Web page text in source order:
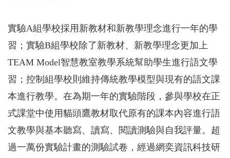
實驗A組學校採用新教材和新教學理念進行一年的學
習；實驗B組學校除了新教材、新教學理念更加上
TEAM Model智慧教室教學系統幫助學生進行語文學
習；控制組學校則維持傳統教學模型與現有的語文課
本進行教學。在為期一年的實驗階段，參與學校在正
式課堂中使用貓頭鷹教材取代原有的課本內容進行語
文教學與基本聽寫、讀寫、閱讀測驗與自我評量。超
過一萬份實驗計畫的測驗試卷，經過網奕資訊科技研